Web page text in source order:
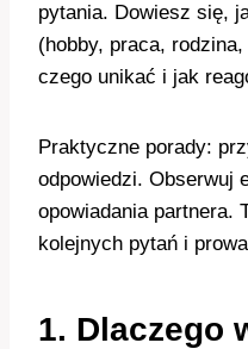
pytania. Dowiesz się,
(hobby, praca,
czego unikać i jak
Praktyczne porady:
odpowiedzi. Obserwuj
opowiadania partnera.
kolejnych pytań i
1. Dlaczego